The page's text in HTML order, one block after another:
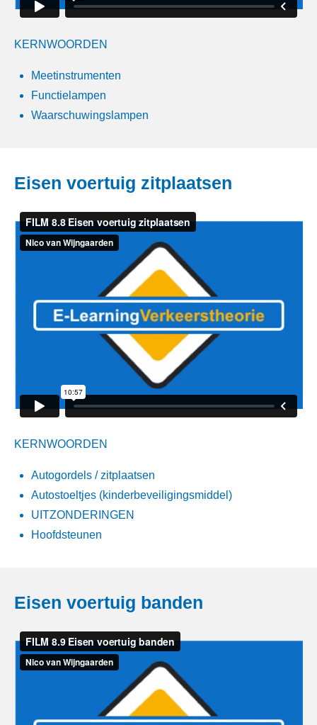
KERNWOORDEN
Meetinstrumenten
Functielampen
Waarschuwingslampen
Eisen voertuig zitplaatsen
KERNWOORDEN
Autogordels / zitplaatsen
Autostoeltjes (kinderbeveiligingsmiddel)
UITZONDERINGEN
Hoofdsteunen
Eisen voertuig banden